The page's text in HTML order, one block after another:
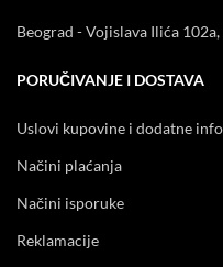
Beograd - Vojislava Ilića
PORUČIVANJE I DOSTAVA
Uslovi kupovine i dodatne
Načini plaćanja
Načini isporuke
Reklamacije